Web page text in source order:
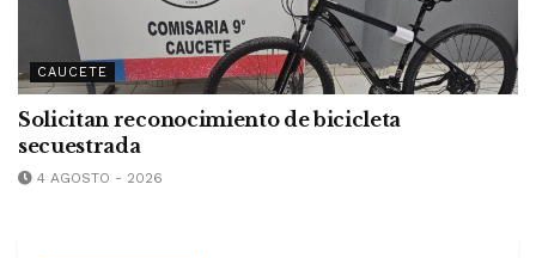
CAUCETE
Solicitan reconocimiento de bicicleta
secuestrada
4 AGOSTO - 2026